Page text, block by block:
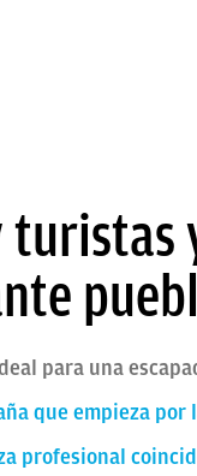
turistas
para una
que empieza por
profesional